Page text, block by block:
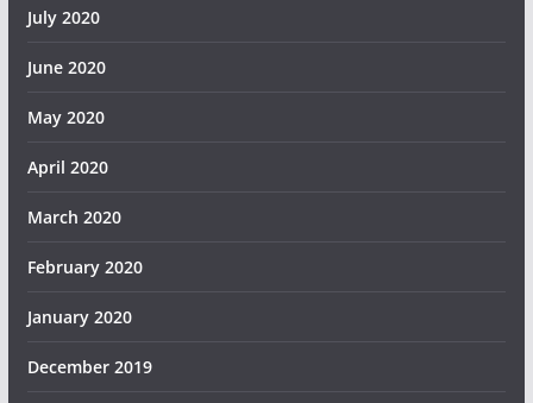
July 2020
June 2020
May 2020
April 2020
March 2020
February 2020
January 2020
December 2019